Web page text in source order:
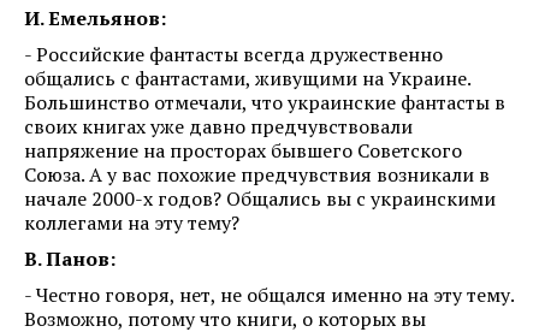
И. Емельянов:
- Российские фантасты всегда дружественно
общались с фантастами, живущими на Украине.
Большинство отмечали, что украинские фантасты в
своих книгах уже давно предчувствовали
напряжение на просторах бывшего Советского
Союза. А у вас похожие предчувствия возникали в
начале 2000-х годов? Общались вы с украинскими
коллегами на эту тему?
В. Панов:
- Честно говоря, нет, не общался именно на эту тему.
Возможно, потому что книги, о которых вы